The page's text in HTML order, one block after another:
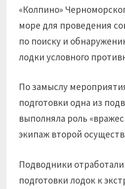
«Колпино»
море для проведения
по поиску и
лодки условного
По замыслу
подготовки одна из
выполняла роль
экипаж второй
Подводники
подготовки лодок к